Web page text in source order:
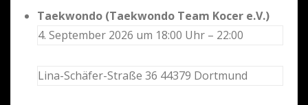
Taekwondo (Taekwondo Team Kocer e.V.)
4. September 2026 um 18:00 Uhr – 22:00
Lina-Schäfer-Straße 36 44379 Dortmund